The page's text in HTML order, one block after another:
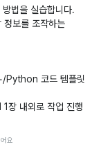
법을 실습합니다.
정보를 조작하는
Python 코드 템플릿
장 내외로 작업 진행
요